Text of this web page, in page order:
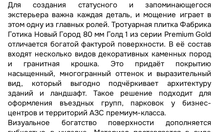
Для создания статусного и запоминающегося
экстерьера важна каждая деталь, и мощение играет в
этом одну из главных ролей. Тротуарная плитка Фабрика
Готика Новый Город 80 мм Голд 1 из серии Premium Gold
отличается богатой фактурой поверхности. В её состав
входят несколько видов декоративных каменных пород
и гранитная крошка. Это придаёт покрытию
насыщенный, многогранный оттенок и выразительный
вид, который выгодно подчёркивает архитектуру
зданий и ландшафт. Такое решение подходит для
оформления въездных групп, парковок у бизнес-
центров и территорий АЗС премиум-класса.
Визуальное богатство поверхности дополняется